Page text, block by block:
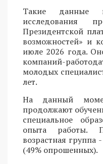
Такие данные
исследования
Президентской
возможностей» и
июле 2026 года.
компаний-
молодых
лет.
На данный
продолжают
специальное
опыта работы.
возрастная
(49% опрошенных).